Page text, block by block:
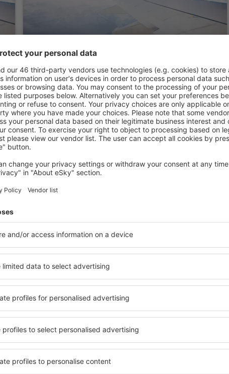
Evia Riviera Resort by Anayia All Inclusive
Resorts
Eretria, 14 August 2026, 2 Nächte
EUBÖA
Avantis Suites Hotel
Mehr Angebote prüfen auf Euböa
Sie Unterkünfte für jede
und komfortabel
Annehmlichkeiten und
wo sie während einer
können. Die Unterkünfte
Euböa –
Die Unterkünfte auf
Angebot von vielen
Senioren und Gruppen.
Hotels und Pensionen
bieten und sich im
Annehmlichkeiten wie